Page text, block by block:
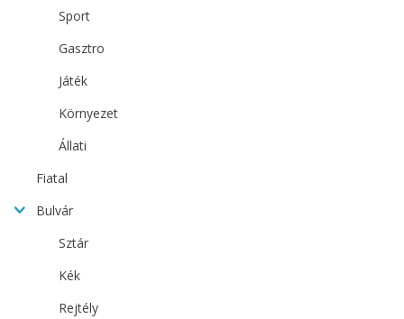
Sport
Gasztro
Játék
Környezet
Állati
Fiatal
Bulvár
Sztár
Kék
Rejtély